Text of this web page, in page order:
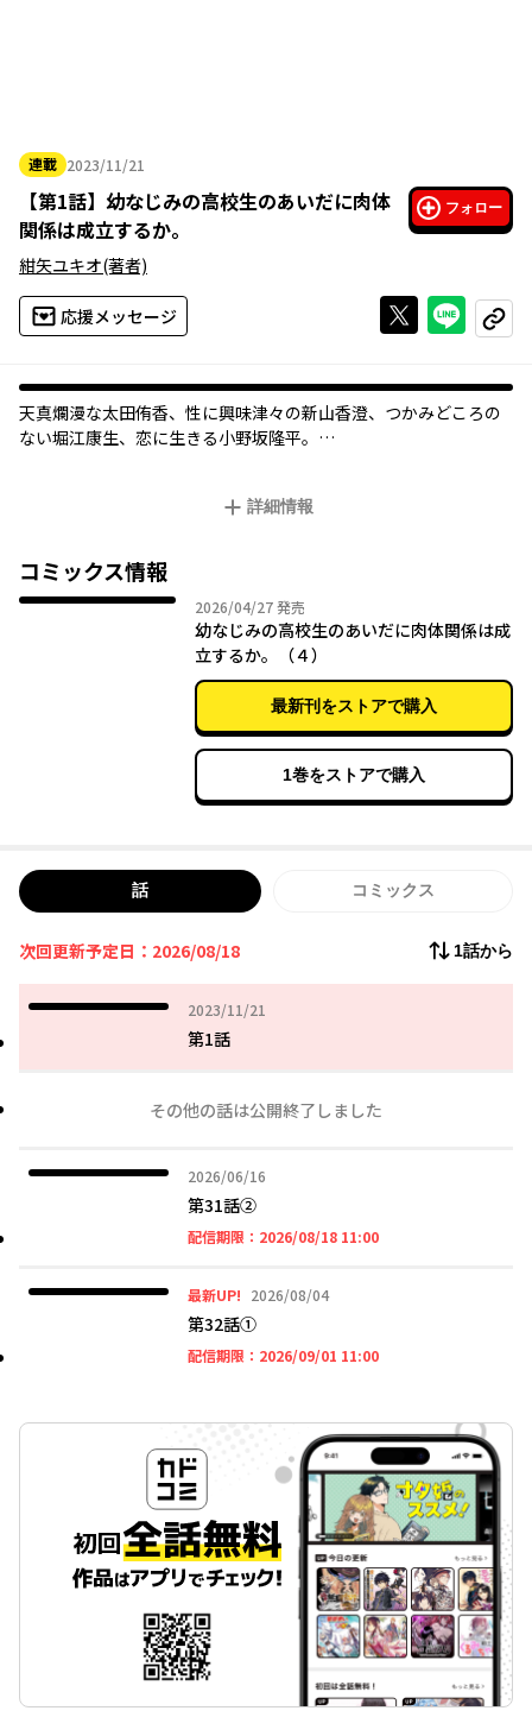
連載 2023/11/21
2023年11月21日
【第1話】 幼なじみの高校生のあいだに肉体
関係は成立するか。
フォロー
紺矢ユキオ(著者)
応援メッセージ Xで投稿する
ライン
コピー
天真爛漫な太田侑香、性に興味津々の新山香澄、つかみどころの
ない堀江康生、恋に生きる小野坂隆平。
ひとつ屋根の下、高校生たちが繰り広げる風変わりな恋と友情。
詳細情報
コミックス情報
2026/04/272026年04月27日
発売
幼なじみの高校生のあいだに肉体関係は成
立するか。（４）
最新刊をストアで購入
1巻をストアで購入
話 コミックス
次回更新予定日：2026/08/18 1話から
2023/11/21
2023年11月21日
第1話
その他の話は公開終了しました
2026/06/16
2026年06月16日
第31話②
配信期限： 2026/08/18 11:002026年08月18日 11時
最新UP! 2026/08/04
2026年08月04日
第32話①
配信期限： 2026/09/01 11:002026年09月01日 11時